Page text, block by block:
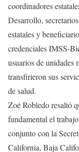
coordinadores
Desarrollo,
estatales y
credenciales IMSS-
usuarios de unidades
transfirieron sus
de salud.
Zoé Robledo resaltó
fundamental el trabajo
conjunto con la
California, Baja